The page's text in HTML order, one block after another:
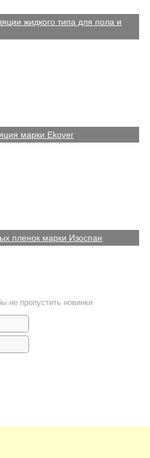
жидкого типа для пола и
марки Ekover
пленок марки Изоспан
не пропустить новинки